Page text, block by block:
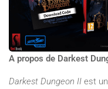
A propos de Darkest
Darkest Dungeon II est